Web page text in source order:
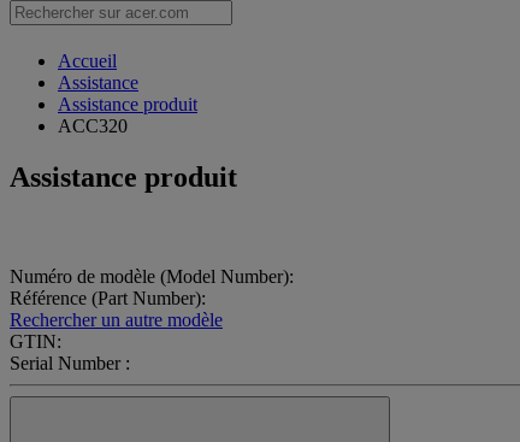
Accueil
Assistance
Assistance produit
ACC320
Assistance produit
Numéro de modèle (Model Number):
Référence (Part Number):
Rechercher un autre modèle
GTIN:
Serial Number :